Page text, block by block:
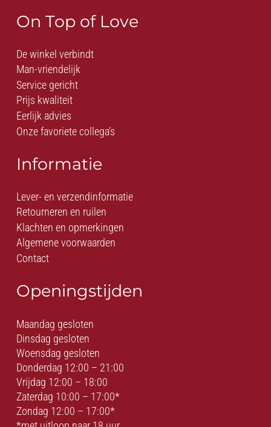
On Top of Love
De winkel verbindt
Man-vriendelijk
Service gericht
Prijs kwaliteit
Eerlijk advies
Onze favoriete collega’s
Informatie
Lever- en verzendinformatie
Retourneren en ruilen
Klachten en opmerkingen
Algemene voorwaarden
Contact
Openingstijden
Maandag gesloten
Dinsdag gesloten
Woensdag gesloten
Donderdag 12:00 – 21:00
Vrijdag 12:00 – 18:00
Zaterdag 10:00 – 17:00*
Zondag 12:00 – 17:00*